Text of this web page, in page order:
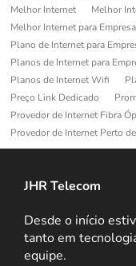
Melhor Internet
Melhor
Melhor Internet para
Plano de Internet para
Planos de Internet para
Planos de Internet Wifi
Preço Link Dedicado
Provedor de Internet Fibra
Provedor de Internet Perto
JHR Telecom
Desde o início
tanto em
equipe.